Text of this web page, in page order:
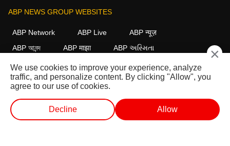
ABP NEWS GROUP WEBSITES
ABP Network ABP Live
ABP न्यूज़
ABP আনন্দ
ABP माझा
ABP અસ્મિતા
ABP Ganga
ABP ਸਾਂਝਾ ABP நாடு ABP దేశం
FOLLOW US
×
We use cookies to improve your experience, analyze
traffic, and personalize content. By clicking "Allow", you
agree to our use of cookies.
Decline Allow